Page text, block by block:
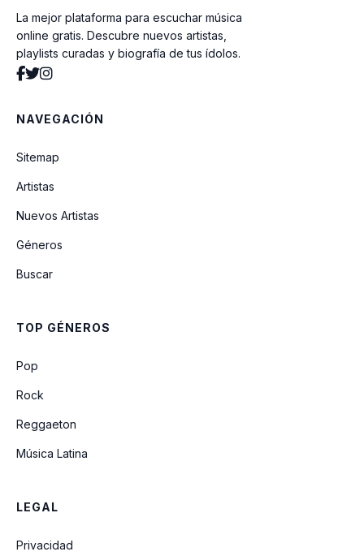
La mejor plataforma para escuchar música
online gratis. Descubre nuevos artistas,
playlists curadas y biografía de tus ídolos.
NAVEGACIÓN
Sitemap
Artistas
Nuevos Artistas
Géneros
Buscar
TOP GÉNEROS
Pop
Rock
Reggaeton
Música Latina
LEGAL
Privacidad